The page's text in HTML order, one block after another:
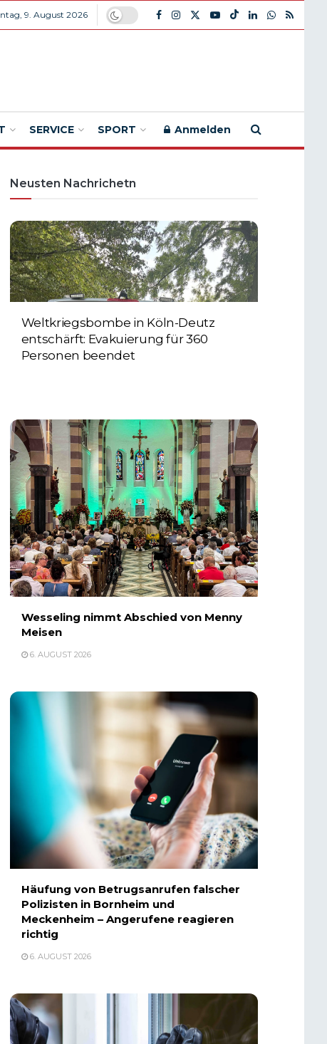
9. August 2026
SERVICE SPORT Anmelden
Neusten Nachrichetn
Weltkriegsbombe in Köln-Deutz
entschärft: Evakuierung für 360
Personen beendet
Wesseling nimmt Abschied von Menny
Meisen
6. AUGUST 2026
Häufung von Betrugsanrufen falscher
Polizisten in Bornheim und
Meckenheim – Angerufene reagieren
richtig
6. AUGUST 2026